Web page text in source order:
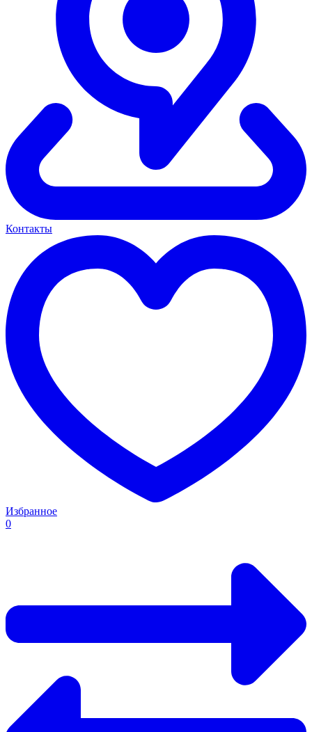
Контакты
Избранное
0